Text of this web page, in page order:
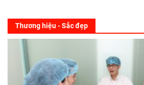
Thương hiệu - Sắc đẹp